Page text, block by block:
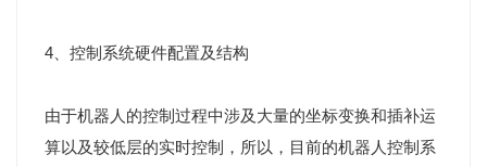
4、控制系统硬件配置及结构
由于机器人的控制过程中涉及大量的坐标变换和插补运
算以及较低层的实时控制，所以，目前的机器人控制系